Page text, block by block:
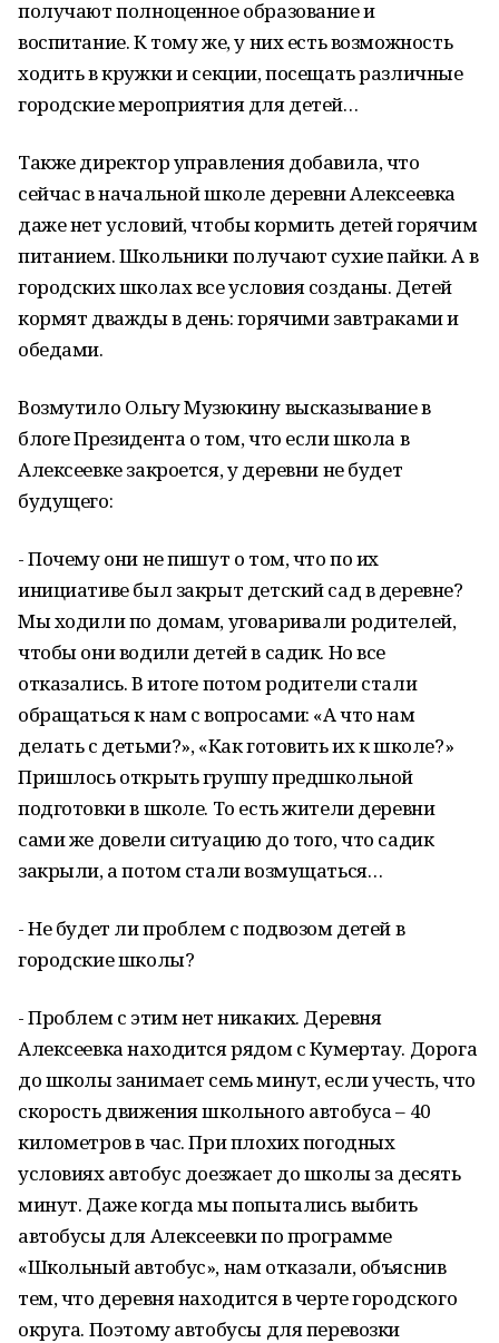
получают полноценное образование и
воспитание. К тому же, у них есть возможность
ходить в кружки и секции, посещать различные
городские мероприятия для детей…
Также директор управления добавила, что
сейчас в начальной школе деревни Алексеевка
даже нет условий, чтобы кормить детей горячим
питанием. Школьники получают сухие пайки. А в
городских школах все условия созданы. Детей
кормят дважды в день: горячими завтраками и
обедами.
Возмутило Ольгу Музюкину высказывание в
блоге Президента о том, что если школа в
Алексеевке закроется, у деревни не будет
будущего:
- Почему они не пишут о том, что по их
инициативе был закрыт детский сад в деревне?
Мы ходили по домам, уговаривали родителей,
чтобы они водили детей в садик. Но все
отказались. В итоге потом родители стали
обращаться к нам с вопросами: «А что нам
делать с детьми?», «Как готовить их к школе?»
Пришлось открыть группу предшкольной
подготовки в школе. То есть жители деревни
сами же довели ситуацию до того, что садик
закрыли, а потом стали возмущаться…
- Не будет ли проблем с подвозом детей в
городские школы?
- Проблем с этим нет никаких. Деревня
Алексеевка находится рядом с Кумертау. Дорога
до школы занимает семь минут, если учесть, что
скорость движения школьного автобуса – 40
километровв час. При плохих погодных
условиях автобус доезжает до школы за десять
минут. Даже когда мы попытались выбить
автобусы для Алексеевки по программе
«Школьный автобус», нам отказали, объяснив
тем, что деревня находится в черте городского
округа. Поэтому автобусы для перевозки